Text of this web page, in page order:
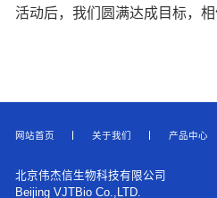
活动后，我们圆满达成目标，
网站首页 关于我们 产品中心
北京伟杰信生物科技有限公司
Beijing VJTBio Co.,LTD.